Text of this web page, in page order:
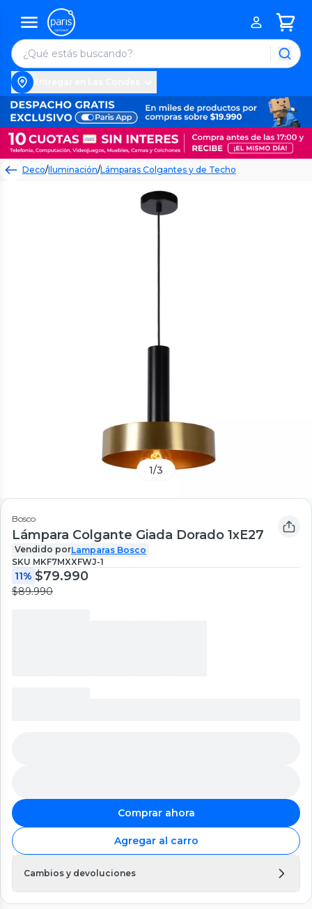
Deco/Iluminación/Lámparas Colgantes y de Techo
1/3
Bosco
Lámpara Colgante Giada Dorado 1xE27
Vendido porLamparas Bosco
SKU MKF7MXXFWJ-1
11% $79.990
$89.990
Comprar ahora
Agregar al carro
Cambios y devoluciones